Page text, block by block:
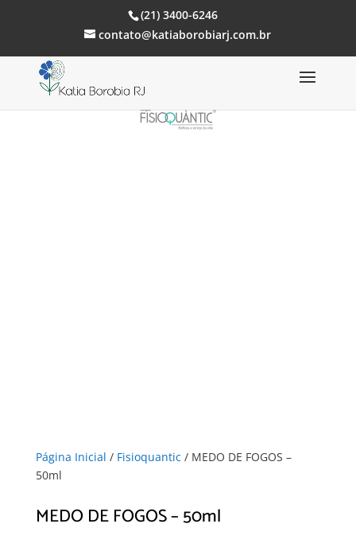
(21) 3400-6246
contato@katiaborobiarj.com.br
Página Inicial / Fisioquantic / MEDO DE FOGOS –
50ml
MEDO DE FOGOS – 50ml